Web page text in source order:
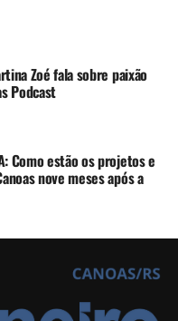
Zoé fala sobre paixão
Podcast
Como estão os projetos e
nove meses após a